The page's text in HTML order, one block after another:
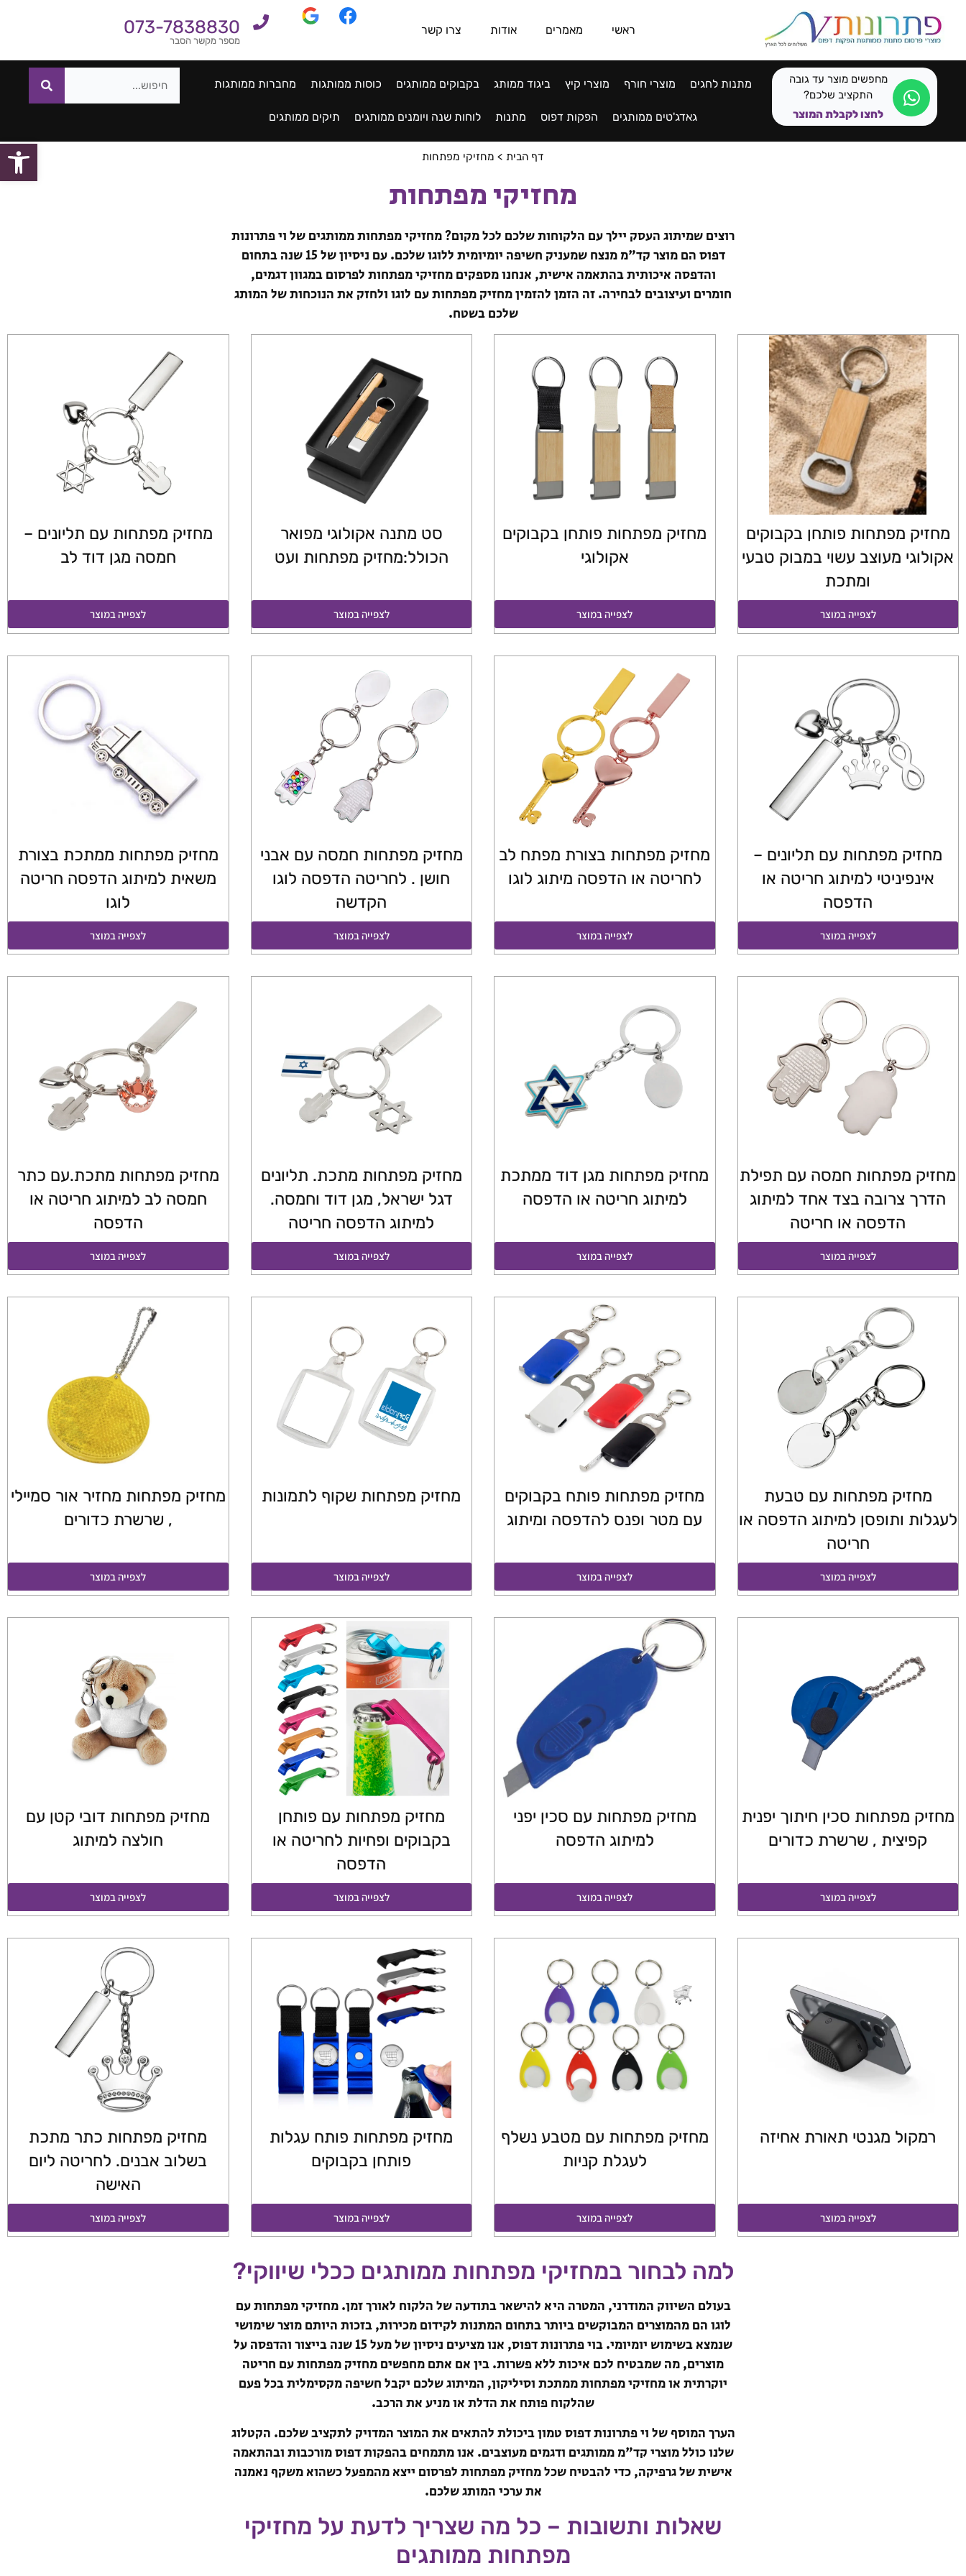
ראשי מאמרים אודות צרו קשר 073-7838830
מספר מקשר הסבר
מחפשים מוצר עד גובה
התקציב שלכם?
לחצו לקבלת המוצר
מתנות לחגים מוצרי חורף מוצרי קיץ ביגוד ממותג בקבוקים ממותגים כוסות ממותגות מחברות ממותגות
גאדג'טים ממותגים הפקות דפוס מתנות לוחות שנה ויומנים ממותגים תיקים ממותגים
דף הבית > מחזיקי מפתחות
מחזיקי מפתחות
רוצים שמיתוג העסק יילך עם הלקוחות שלכם לכל מקום? מחזיקי מפתחות ממותגים של וי פתרונות
דפוס הם מוצר קד"מ מנצח שמעניק חשיפה יומיומית ללוגו שלכם. עם ניסיון של 15 שנה בתחום
והדפסה איכותית בהתאמה אישית, אנחנו מספקים מחזיקי מפתחות לפרסום במגוון דגמים,
חומרים ועיצובים לבחירה. זה הזמן להזמין מחזיק מפתחות עם לוגו ולחזק את הנוכחות של המותג
שלכם בשטח.
מחזיק מפתחות פותחן בקבוקים
אקולוגי מעוצב עשוי במבוק טבעי
ומתכת
לצפייה במוצר
מחזיק מפתחות פותחן בקבוקים
אקולוגי
לצפייה במוצר
סט מתנה אקולוגי מפואר
הכולל:מחזיק מפתחות ועט
לצפייה במוצר
מחזיק מפתחות עם תליונים –
חמסה מגן דוד לב
לצפייה במוצר
מחזיק מפתחות עם תליונים –
אינפיניטי למיתוג חריטה או
הדפסה
לצפייה במוצר
מחזיק מפתחות בצורת מפתח לב
לחריטה או הדפסה מיתוג לוגו
לצפייה במוצר
מחזיק מפתחות חמסה עם אבני
חושן . לחריטה הדפסה לוגו
הקדשה
לצפייה במוצר
מחזיק מפתחות ממתכת בצורת
משאית למיתוג הדפסה חריטה
לוגו
לצפייה במוצר
מחזיק מפתחות חמסה עם תפילת
הדרך צרובה בצד אחד למיתוג
הדפסה או חריטה
לצפייה במוצר
מחזיק מפתחות מגן דוד ממתכת
למיתוג חריטה או הדפסה
לצפייה במוצר
מחזיק מפתחות מתכת. תליונים
דגל ישראל, מגן דוד וחמסה.
למיתוג הדפסה חריטה
לצפייה במוצר
מחזיק מפתחות מתכת.עם כתר
חמסה לב למיתוג חריטה או
הדפסה
לצפייה במוצר
מחזיק מפתחות עם טבעת
לעגלות ותופסן למיתוג הדפסה או
חריטה
לצפייה במוצר
מחזיק מפתחות פותח בקבוקים
עם מטר ופנס להדפסה ומיתוג
לצפייה במוצר
מחזיק מפתחות שקוף לתמונות
לצפייה במוצר
מחזיק מפתחות מחזיר אור סמיילי
, שרשרת כדורים
לצפייה במוצר
מחזיק מפתחות סכין חיתוך יפנית
קפיצית , שרשרת כדורים
לצפייה במוצר
מחזיק מפתחות עם סכין יפני
למיתוג הדפסה
לצפייה במוצר
מחזיק מפתחות עם פותחן
בקבוקים ופחיות לחריטה או
הדפסה
לצפייה במוצר
מחזיק מפתחות דובי קטן עם
חולצה למיתוג
לצפייה במוצר
רמקול מגנטי תאורת אחיזה
לצפייה במוצר
מחזיק מפתחות עם מטבע נשלף
לעגלת קניות
לצפייה במוצר
מחזיק מפתחות פותח עגלות
פותחן בקבוקים
לצפייה במוצר
מחזיק מפתחות כתר מתכת
בשלוב אבנים. לחריטה ליום
האישה
לצפייה במוצר
למה לבחור במחזיקי מפתחות ממותגים ככלי שיווקי?
בעולם השיווק המודרני, המטרה היא להישאר בתודעה של הלקוח לאורך זמן. מחזיקי מפתחות עם
לוגו הם מהמוצרים המבוקשים ביותר בתחום המתנות לקידום מכירות, בזכות היותם מוצר שימושי
שנמצא בשימוש יומיומי. בוי פתרונות דפוס, אנו מציעים ניסיון של מעל 15 שנה בייצור והדפסה על
מוצרים, מה שמבטיח לכם איכות ללא פשרות. בין אם אתם מחפשים מחזיק מפתחות עם חריטה
יוקרתית או מחזיקי מפתחות ממתכת וסיליקון, המיתוג שלכם יקבל חשיפה מקסימלית בכל פעם
שהלקוח פותח את הדלת או מניע את הרכב.
הערך המוסף של וי פתרונות דפוס טמון ביכולת להתאים את המוצר המדויק לתקציב שלכם. הקטלוג
שלנו כולל מוצרי קד"מ ממותגים ודגמים מעוצבים. אנו מתמחים בהפקות דפוס מורכבות ובהתאמה
אישית של גרפיקה, כדי להבטיח שכל מחזיק מפתחות לפרסום ייצא מהמפעל כשהוא משקף נאמנה
את ערכי המותג שלכם.
שאלות ותשובות – כל מה שצריך לדעת על מחזיקי
מפתחות ממותגים
פתח